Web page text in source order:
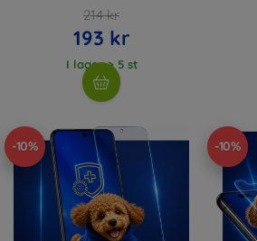
214 kr
193 kr
I lager > 5 st
-10% -10%